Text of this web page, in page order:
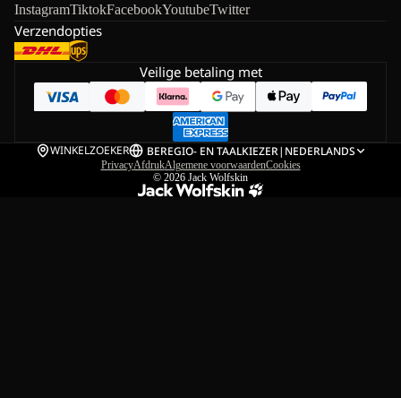
InstagramTiktokFacebookYoutubeTwitter
Verzendopties
Veilige betaling met
WINKELZOEKER BEREGIO- EN TAALKIEZER| NEDERLANDS
PrivacyAfdrukAlgemene voorwaardenCookies
© 2026 Jack Wolfskin